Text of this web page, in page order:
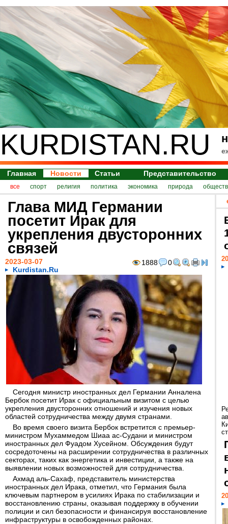
KURDISTAN.RU
Главная Новости Статьи Представительство
все спорт религия политика экономика природа
Глава МИД Германии
посетит Ирак для
укрепления двусторонних
связей
1888 0
2023-03-07
Kurdistan.Ru
Сегодня министр иностранных дел Германии Анналена
Бербок посетит Ирак с официальным визитом с целью
укрепления двусторонних отношений и изучения новых
областей сотрудничества между двумя странами.
Во время своего визита Бербок встретится с премьер-
министром Мухаммедом Шиаа ас-Судани и министром
иностранных дел Фуадом Хусейном. Обсуждения будут
сосредоточены на расширении сотрудничества в различных
секторах, таких как энергетика и инвестиции, а также на
выявлении новых возможностей для сотрудничества.
Ахмад аль-Сахаф, представитель министерства
иностранных дел Ирака, отметил, что Германия была
ключевым партнером в усилиях Ирака по стабилизации и
восстановлению страны, оказывая поддержку в обучении
полиции и сил безопасности и финансируя восстановление
инфраструктуры в освобожденных районах.